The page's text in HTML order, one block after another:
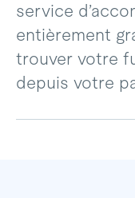
service
entièrement
trouver votre
depuis votre